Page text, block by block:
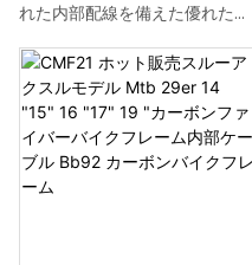
ンターナルケーブルフレー
れた内部配線を備えた優れたカ
ーボンファイバー マウンテン
バイク フレームです。 高度な
技術で丁寧に作られています。
このフレームのシートチューブ
には衝撃吸収機能が搭載されて
おり、効率的に振動を吸収・緩